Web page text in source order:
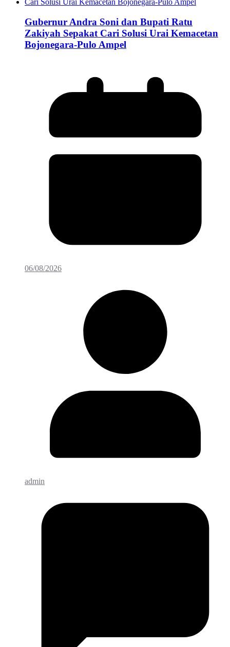
Gubernur Andra Soni dan Bupati Ratu
Zakiyah Sepakat Cari Solusi Urai Kemacetan
Bojonegara-Pulo Ampel
06/08/2026
admin